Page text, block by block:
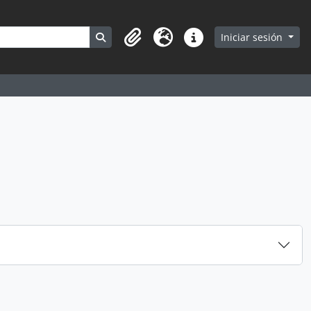
Search in browse page
Portapapeles
Idioma Enlaces rápidos
Iniciar sesión